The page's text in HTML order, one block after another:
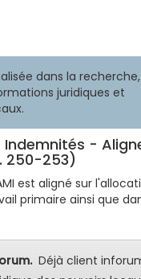
dans la
juridiques et
Indemnités -
250-253)
est aligné sur
primaire ainsi que
Déjà client